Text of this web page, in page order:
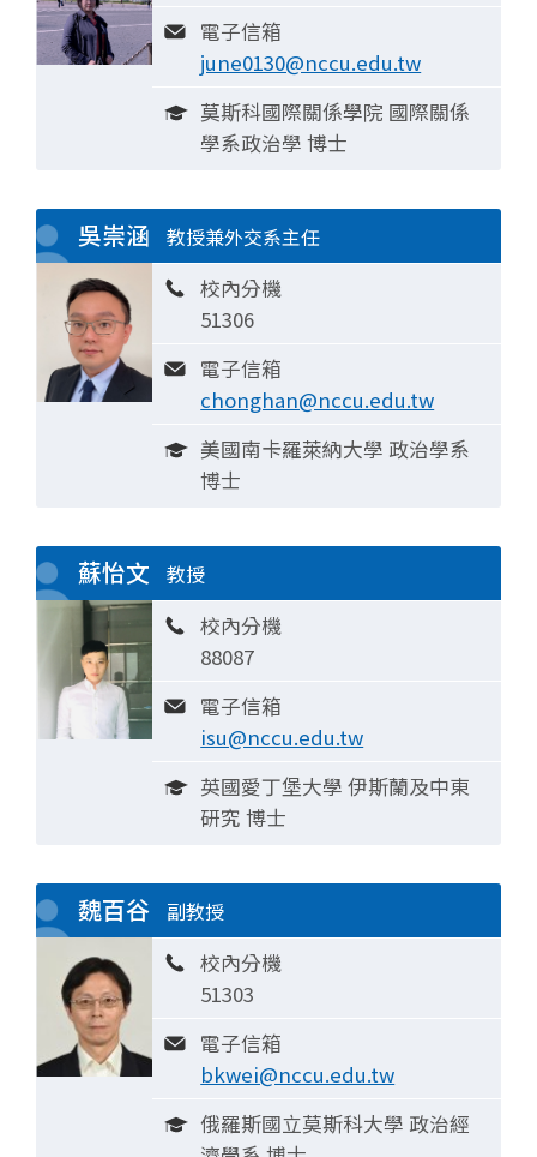
電子信箱
june0130@nccu.edu.tw
莫斯科國際關係學院 國際關係
學系政治學 博士
吳崇涵 教授兼外交系主任
校內分機
51306
電子信箱
chonghan@nccu.edu.tw
美國南卡羅萊納大學 政治學系
博士
蘇怡文 教授
校內分機
88087
電子信箱
isu@nccu.edu.tw
英國愛丁堡大學 伊斯蘭及中東
研究 博士
魏百谷 副教授
校內分機
51303
電子信箱
bkwei@nccu.edu.tw
俄羅斯國立莫斯科大學 政治經